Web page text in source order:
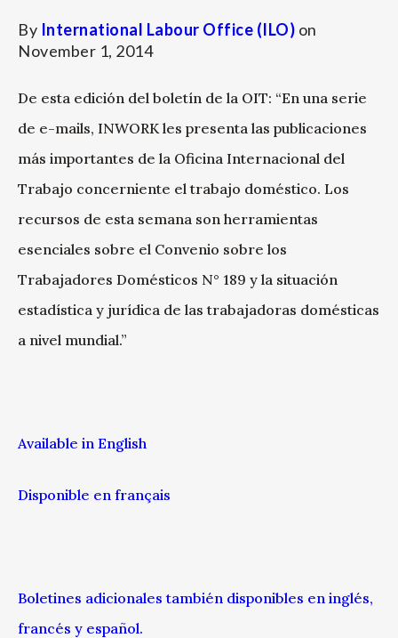
By International Labour Office (ILO) on
November 1, 2014
De esta edición del boletín de la OIT: “En una serie
de e-mails, INWORK les presenta las publicaciones
más importantes de la Oficina Internacional del
Trabajo concerniente el trabajo doméstico. Los
recursos de esta semana son herramientas
esenciales sobre el Convenio sobre los
Trabajadores Domésticos N° 189 y la situación
estadística y jurídica de las trabajadoras domésticas
a nivel mundial.”
Available in English
Disponible en français
Boletines adicionales también disponibles en inglés,
francés y español.